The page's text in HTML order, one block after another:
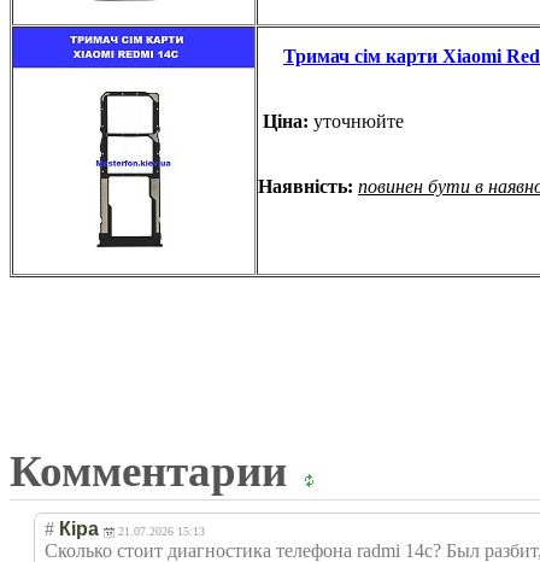
Тримач сім карти Xiaomi
Ціна: уточнюйте
Наявність: повинен бути в
Комментарии
# Кіра 21.07.2026 15:13
Сколько стоит диагностика телефона radmi 14c? Был